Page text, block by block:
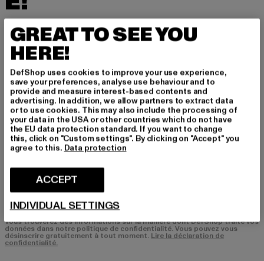
Inscrivez-vous ici à notre newsletter et receve
z à l'avenir des informations sur les tendances
actuelles, les offres et les bons de réduction d
e DefShop par e-mail!
Quels sont les produits qui vous intéressent?
HOMME
FEMME
COURRIEL
S'INSCRIRE
Vous trouverez des informations sur la manière dont DefShop traite vos
données dans notre politique de confidentialité. Vous pouvez vous
désinscrire gratuitement à tout moment. Lire la déclaration de
confidentialité.
GREAT TO SEE YOU
HERE!
DefShop uses cookies to improve your use experience,
save your preferences, analyse use behaviour and to
provide and measure interest-based contents and
advertising. In addition, we allow partners to extract data
or to use cookies. This may also include the processing of
your data in the USA or other countries which do not have
the EU data protection standard. If you want to change
this, click on "Custom settings". By clicking on "Accept" you
agree to this. Data protection
ACCEPT
INDIVIDUAL SETTINGS